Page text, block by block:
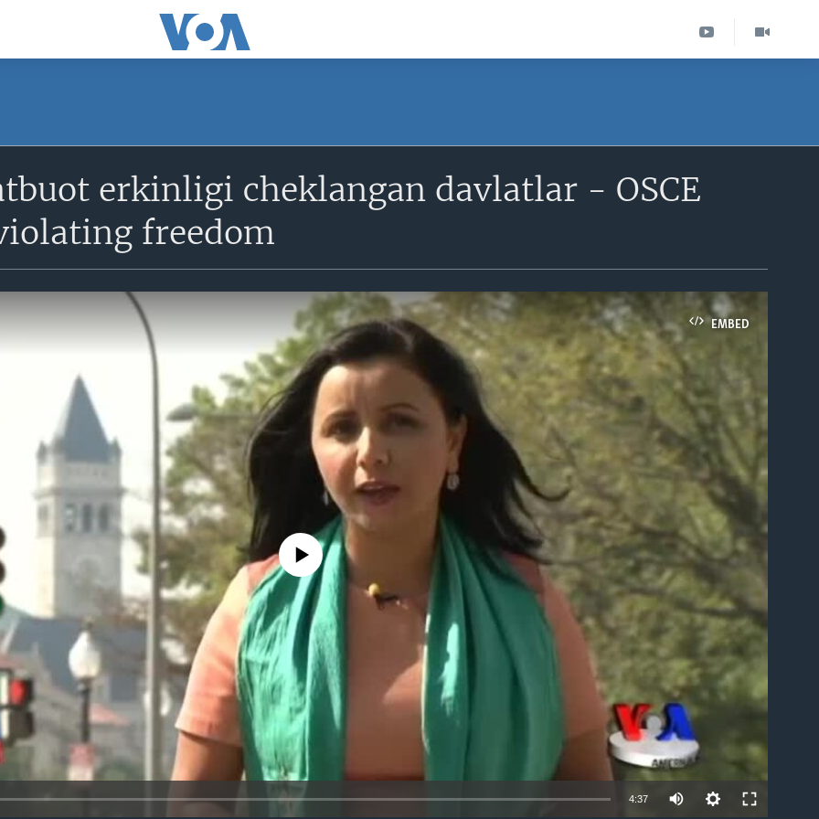
erkinligi cheklangan davlatlar - OSCE
freedom
EMBED
No media source currently available
4:37